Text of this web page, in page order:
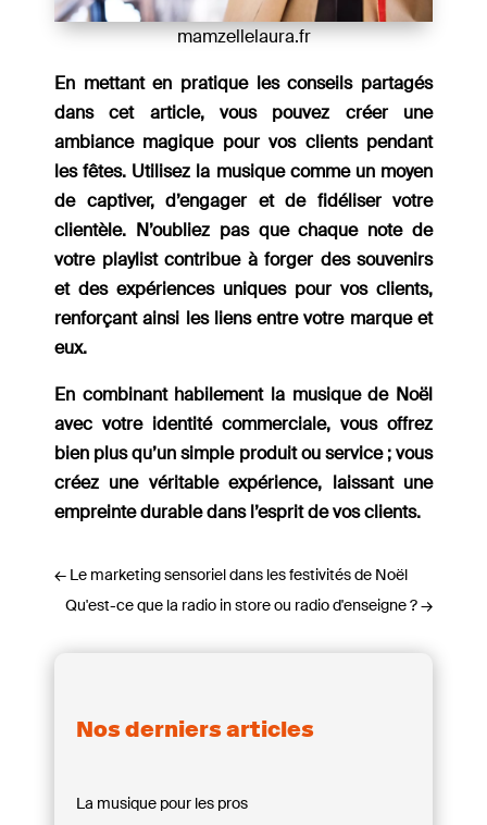
mamzellelaura.fr
En mettant en pratique les conseils partagés
dans cet article, vous pouvez créer une
ambiance magique pour vos clients pendant
les fêtes. Utilisez la musique comme un moyen
de captiver, d’engager et de fidéliser votre
clientèle. N’oubliez pas que chaque note de
votre playlist contribue à forger des souvenirs
et des expériences uniques pour vos clients,
renforçant ainsi les liens entre votre marque et
eux.
En combinant habilement la musique de Noël
avec votre identité commerciale, vous offrez
bien plus qu’un simple produit ou service ; vous
créez une véritable expérience, laissant une
empreinte durable dans l’esprit de vos clients.
← Le marketing sensoriel dans les festivités de Noël
Qu'est-ce que la radio in store ou radio d'enseigne ?→
Nos derniers articles
La musique pour les pros